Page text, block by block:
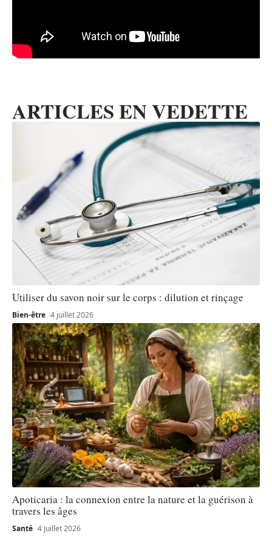
ARTICLES EN VEDETTE
Utiliser du savon noir sur le corps : dilution et rinçage
Bien-être 4 juillet 2026
Apoticaria : la connexion entre la nature et la guérison à
travers les âges
Santé 4 juillet 2026